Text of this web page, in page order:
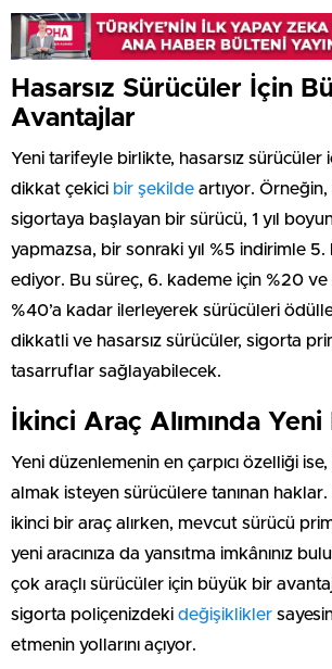
Hasarsız Sürücüler İçin
Avantajlar
Yeni tarifeyle birlikte, hasarsız sürücüler
dikkat çekici bir şekilde artıyor.
sigortaya başlayan bir sürücü, 1 yıl
yapmazsa, bir sonraki yıl %5 indirimle
ediyor. Bu süreç, 6. kademe için %20 ve
%40’a kadar ilerleyerek sürücüleri
dikkatli ve hasarsız sürücüler, sigorta
tasarruflar sağlayabilecek.
İkinci Araç Alımında Yeni
Yeni düzenlemenin en çarpıcı özelliği
almak isteyen sürücülere tanınan haklar.
ikinci bir araç alırken, mevcut sürücü
yeni aracınıza da yansıtma imkânınız
çok araçlı sürücüler için büyük bir
sigorta poliçenizdeki değişiklikler
etmenin yollarını açıyor.